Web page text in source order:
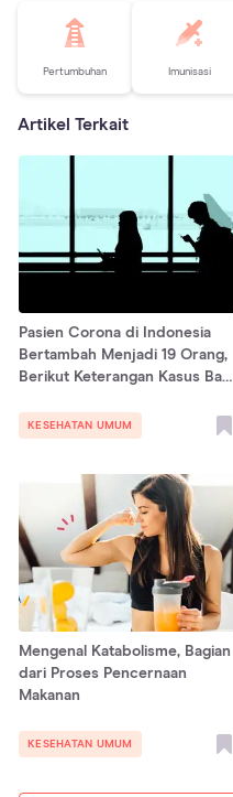
Pertumbuhan Imunisasi
Artikel Terkait
Pasien Corona di Indonesia
Bertambah Menjadi 19 Orang,
Berikut Keterangan Kasus Baru
KESEHATAN UMUM
Mengenal Katabolisme, Bagian
dari Proses Pencernaan
Makanan
KESEHATAN UMUM